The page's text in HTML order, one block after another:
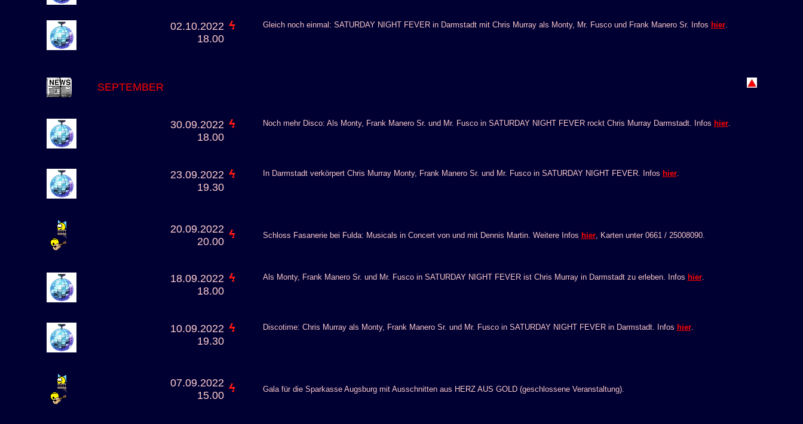
02.10.2022
18.00
Gleich noch einmal: SATURDAY NIGHT FEVER in Darmstadt mit Chris Murray als Monty, Mr. Fusco und Frank Manero Sr. Infos hier.
SEPTEMBER
30.09.2022
18.00
Noch mehr Disco: Als Monty, Frank Manero Sr. und Mr. Fusco in SATURDAY NIGHT FEVER rockt Chris Murray Darmstadt. Infos hier.
23.09.2022
19.30
In Darmstadt verkörpert Chris Murray Monty, Frank Manero Sr. und Mr. Fusco in SATURDAY NIGHT FEVER. Infos hier.
20.09.2022
20.00
Schloss Fasanerie bei Fulda: Musicals in Concert von und mit Dennis Martin. Weitere Infos hier, Karten unter 0661 / 25008090.
18.09.2022
18.00
Als Monty, Frank Manero Sr. und Mr. Fusco in SATURDAY NIGHT FEVER ist Chris Murray in Darmstadt zu erleben. Infos hier.
10.09.2022
19.30
Discotime: Chris Murray als Monty, Frank Manero Sr. und Mr. Fusco in SATURDAY NIGHT FEVER in Darmstadt. Infos hier.
07.09.2022
15.00
Gala für die Sparkasse Augsburg mit Ausschnitten aus HERZ AUS GOLD (geschlossene Veranstaltung).